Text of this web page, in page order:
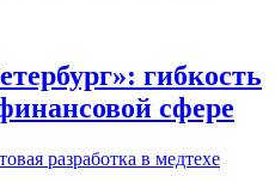
гибкость
сфере